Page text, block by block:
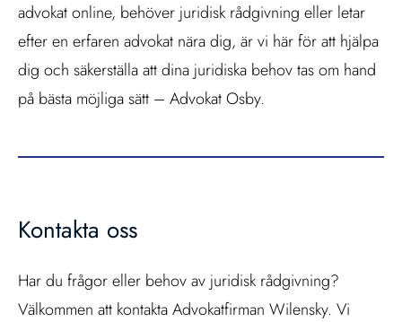
advokat online, behöver juridisk rådgivning eller letar
efter en erfaren advokat nära dig, är vi här för att hjälpa
dig och säkerställa att dina juridiska behov tas om hand
på bästa möjliga sätt – Advokat Osby.
Kontakta oss
Har du frågor eller behov av juridisk rådgivning?
Välkommen att kontakta Advokatfirman Wilensky. Vi